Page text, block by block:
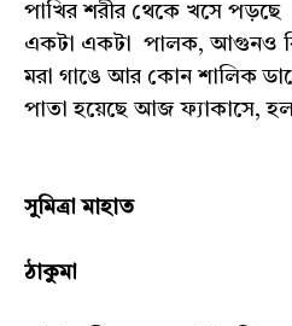
পাখির শরীর থেকে খসে পড়ছে
একটা একটা পালক, আগুনও
মরা গাঙে আর কোন শালিক
পাতা হয়েছে আজ ফ্যাকাসে,
সুমিত্রা মাহাত
ঠাকুমা